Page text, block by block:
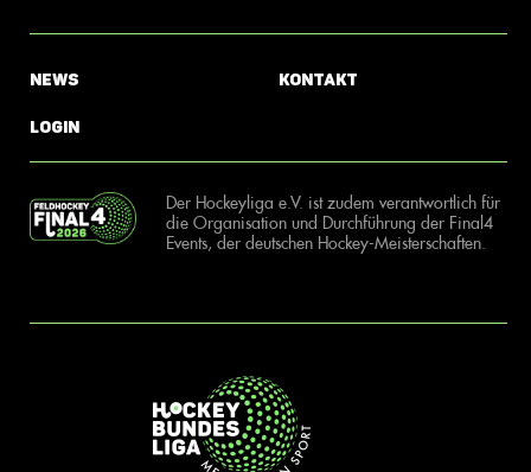
News
Login
Kontakt
Der Hockeyliga e.V. ist zudem verantwortlich für
die Organisation und Durchführung der Final4
Events, der deutschen Hockey-Meisterschaften.